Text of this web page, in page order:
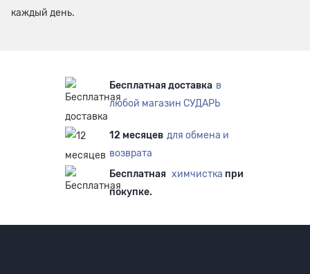
каждый день.
Бесплатная доставка в
любой магазин СУДАРЬ
12 месяцев для обмена и
возврата
Бесплатная химчистка при
покупке.